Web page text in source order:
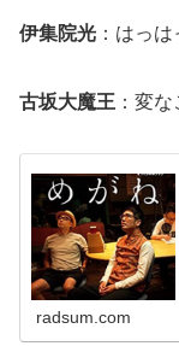
伊集院光 ：はっ
古坂大魔王 ：変
radsum.com